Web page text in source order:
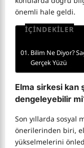
önemli hale geldi.
İÇİNDEKİLER
Bilim Ne Diyor?
Gerçek Yüzü
Elma sirkesi kan
dengeleyebilir
Son yıllarda sosyal
önerilerinden biri,
yükselmelerini